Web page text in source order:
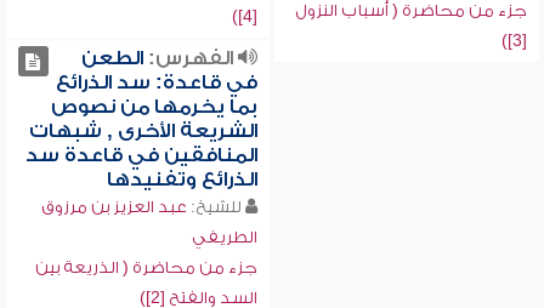
جزء من محاضرة ( أسباب النزول
[3])
[4])
الفهرس:الطعن
في قاعدة: سد الذرائع
بما يخرمها من نصوص
الشريعة الأخرى , شبهات
المنافقين في قاعدة سد
الذرائع وتفنيدها
للشيخ: عبد العزيز بن مرزوق
الطريفي
جزء من محاضرة ( الذريعة بين
السد والفتح [2])